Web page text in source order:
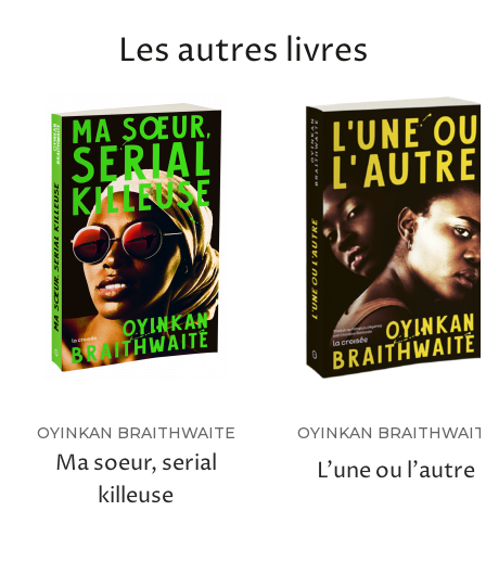
Les autres livres
OYINKAN BRAITHWAITE
Ma soeur, serial
killeuse
OYINKAN
L’une ou l’autre